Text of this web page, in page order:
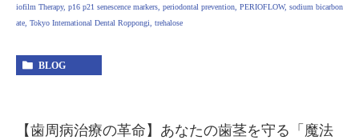
iofilm Therapy, p16 p21 senescence markers periodontal prevention PERIOFLOW, sodium bicarbon
ate Tokyo International Dental Roppongi trehalose
BLOG
【歯周病治療の革命】あなたの歯茎を守る「魔法